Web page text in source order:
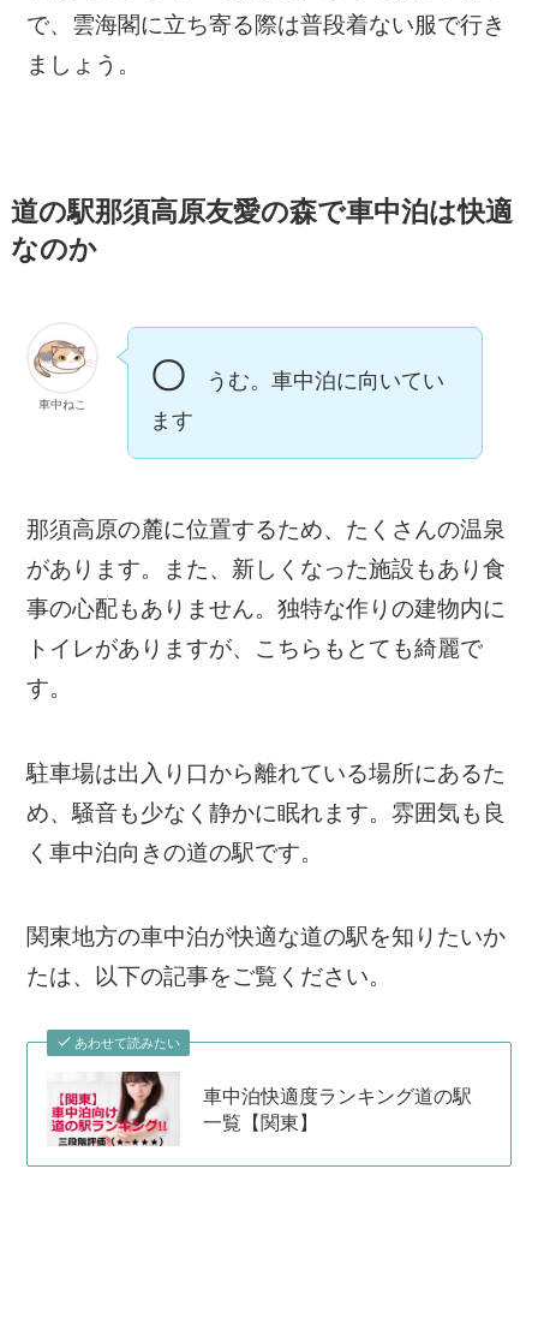
で、雲海閣に立ち寄る際は普段着ない服で行き
ましょう。
道の駅那須高原友愛の森で車中泊は快適
なのか
車中ねこ
〇 うむ。車中泊に向いてい
ます
那須高原の麓に位置するため、たくさんの温泉
があります。また、新しくなった施設もあり食
事の心配もありません。独特な作りの建物内に
トイレがありますが、こちらもとても綺麗で
す。
駐車場は出入り口から離れている場所にあるた
め、騒音も少なく静かに眠れます。雰囲気も良
く車中泊向きの道の駅です。
関東地方の車中泊が快適な道の駅を知りたいか
たは、以下の記事をご覧ください。
あわせて読みたい
車中泊快適度ランキング道の駅
一覧【関東】